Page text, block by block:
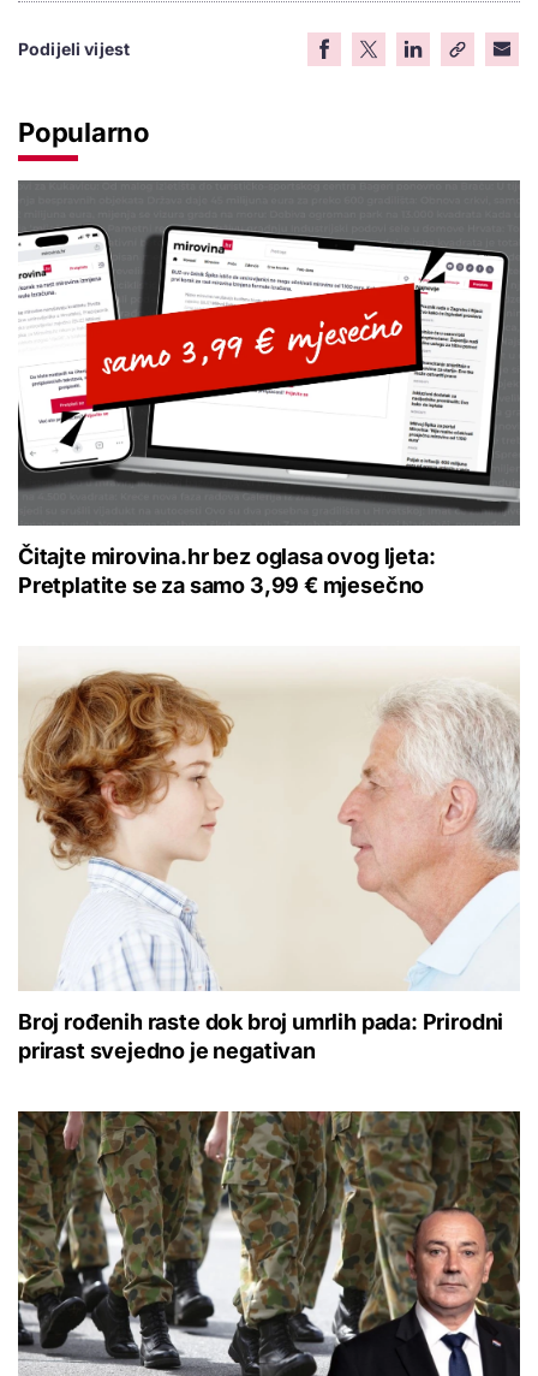
Podijeli vijest
Popularno
Čitajte mirovina.hr bez oglasa ovog ljeta:
Pretplatite se za samo 3,99 € mjesečno
Broj rođenih raste dok broj umrlih pada: Prirodni
prirast svejedno je negativan